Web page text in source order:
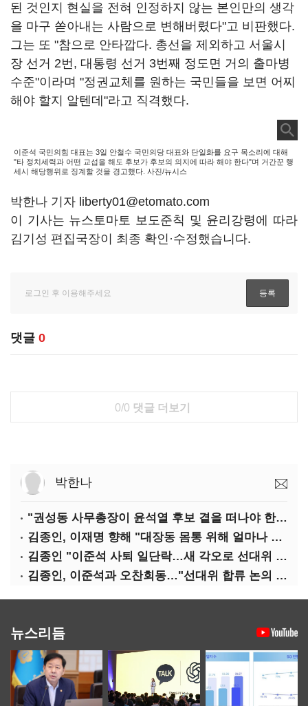
된 것인지 현실을 전혀 인정하지 않는 본인만의 생각
을 마구 쏟아내는 사람으로 변해버렸다"고 비판했다.
그는 또 "참으로 안타깝다. 총선을 제외하고 서울시
장 선거 2번, 대통령 선거 3번째 정도면 거의 출마병
수준"이라며 "정권교체를 원하는 국민들을 보면 어찌
해야 할지 알텐데"라고 직격했다.
이준석 국민의힘 대표는 3일 안철수 국민의당 대표와 단일화를 요구 목소리에 대해
"타 정치세력과 어떤 교섭을 해도 후보가 후보의 의지에 따라 해야 한다"며 거간꾼 행
세시 해당행위로 징계할 것을 경고했다. 사진/뉴시스
박한나 기자 liberty01@etomato.com
이 기사는 뉴스토마토 보도준칙 및 윤리강령에 따라
김기성 편집국장이 최종 확인·수정했습니다.
댓글 0
0/0 댓글 더보기
박한나
"권성동 사무총장이 윤석열 후보 곁을 떠나야 한다"
김종인, 이재명 향해 "대장동 몸통 위해 얼마나 죽어야 하나"
김종인 "이준석 사퇴 일단락…새 각오로 선대위 꾸리겠다"
김종인, 이준석과 오찬회동…"선대위 합류 논의 없었다"(종합)
뉴스리듬